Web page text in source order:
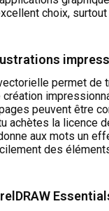
choix,
permet
création
peuvent être
achètes la licence
aux mots un
des